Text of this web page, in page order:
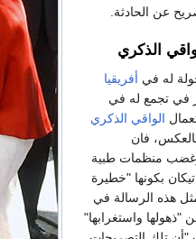
عن الحادثة.
الذكري
أفريقيا
في تجمع له في
الواقي الذكري
فان
منظمات طبية
بكونها "خطيرة
هذه الرسالة في
"ذهولها واستغرابها"